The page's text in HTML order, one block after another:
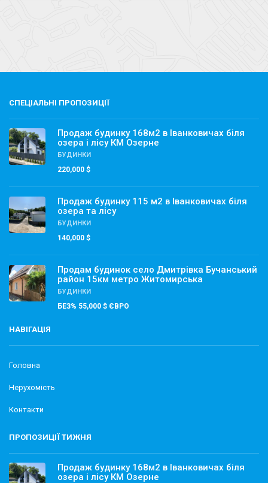
СПЕЦІАЛЬНІ ПРОПОЗИЦІЇ
Продаж будинку 168м2 в Іванковичах біля
озера і лісу КМ Озерне
БУДИНКИ
220,000 $
Продаж будинку 115 м2 в Іванковичах біля
озера та лісу
БУДИНКИ
140,000 $
Продам будинок село Дмитрівка Бучанський
район 15км метро Житомирська
БУДИНКИ
БЕЗ% 55,000 $ ЄВРО
НАВІГАЦІЯ
Головна
Нерухомість
Контакти
ПРОПОЗИЦІЇ ТИЖНЯ
Продаж будинку 168м2 в Іванковичах біля
озера і лісу КМ Озерне